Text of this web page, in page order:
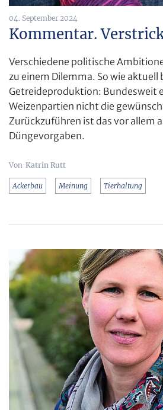
04. September 2024
Kommentar.
Verschiedene politische
zu einem Dilemma. So wie aktuell
Getreideproduktion: Bundesweit
Weizenpartien nicht die
Zurückzuführen ist das vor allem
Düngevorgaben.
Katrin Rutt
Ackerbau Meinung Tierhaltung